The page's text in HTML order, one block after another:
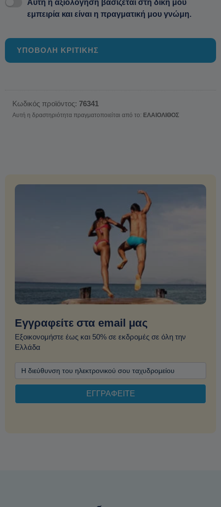
Αυτή η αξιολόγηση βασίζεται στη δική μου
εμπειρία και είναι η πραγματική μου γνώμη.
ΥΠΟΒΟΛΗ ΚΡΙΤΙΚΗΣ
Κωδικός προϊόντος: 76341
Αυτή η δραστηριότητα πραγματοποιείται από το: ΕΛΑΙΟΛΙΘΟΣ
Εγγραφείτε στα email μας
Εξοικονομήστε έως και 50% σε εκδρομές σε όλη την
Ελλάδα